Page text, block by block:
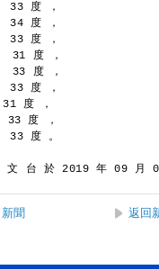
度 ，
度 ，
度 ，
度 ，
度 ，
度 ，
度 ，
度 ，
度 。
文 台 於 2019 年 09 月
聞 返回